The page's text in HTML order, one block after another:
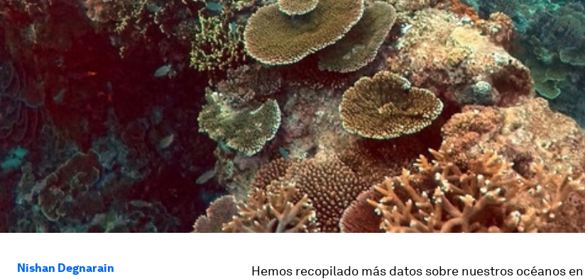
Nishan Degnarain
Hemos recopilado más datos sobre nuestros océanos